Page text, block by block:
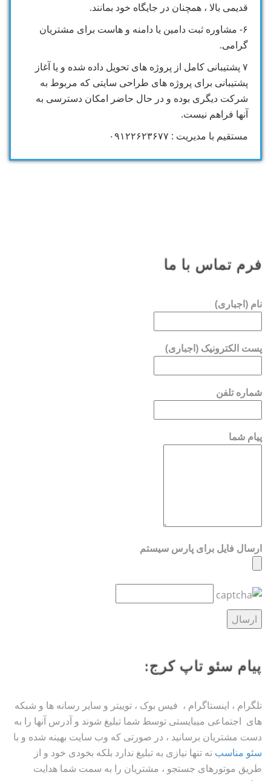
قدیمی بالا ، همچنان در جایگاه خود بمانند.
۶- مشاوره ثبت دامین یا دامنه و هاست برای مشتریان
گرامی.
۷ پشتیبانی کامل از پروژه های تحویل داده شده و یا آغاز
پشتیبانی برای پروژه های طراحی سایتی که مربوط به
شرکت دیگری بوده و در حال حاضر امکان دسترسی به
آنها فراهم نیست.
مستقیم با مدیریت : ۰۹۱۲۲۶۲۳۶۷۷
فرم تماس با ما
نام (اجباری)
پست الکترونیک (اجباری)
شماره تلفن
پیام شما
ارسال فایل برای پارس سیستم
پیام سئو تاپ کرج:
تلگرام ، اینستاگرام ، فیس بوک ، توییتر و سایر رسانه ها و شبکه
های اجتماعی میبایستی توسط شما تبلیغ شوند و آدرس آنها را به
دست مشتریان برسانید ، در صورتی که وب سایت بهینه شده و با
سئو مناسب نه تنها نیازی به تبلیغ ندارد بلکه بخودی خود و از
طریق موتورهای جستجو ، مشتریان را به سمت شما هدایت